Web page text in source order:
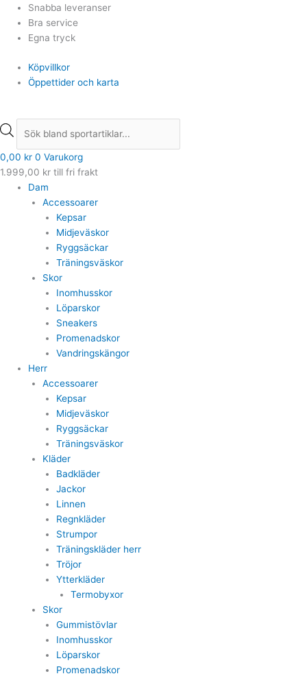
Hoppa
innehåll
Snabba leveranser
Bra service
Egna tryck
Köpvillkor
Öppettider och karta
Products
search
0,00 kr 0 Varukorg
1.999,00 kr till fri frakt
Dam
Accessoarer
Kepsar
Midjeväskor
Ryggsäckar
Träningsväskor
Skor
Inomhusskor
Löparskor
Sneakers
Promenadskor
Vandringskängor
Herr
Accessoarer
Kepsar
Midjeväskor
Ryggsäckar
Träningsväskor
Kläder
Badkläder
Jackor
Linnen
Regnkläder
Strumpor
Träningskläder herr
Tröjor
Ytterkläder
Termobyxor
Skor
Gummistövlar
Inomhusskor
Löparskor
Promenadskor
Products
search